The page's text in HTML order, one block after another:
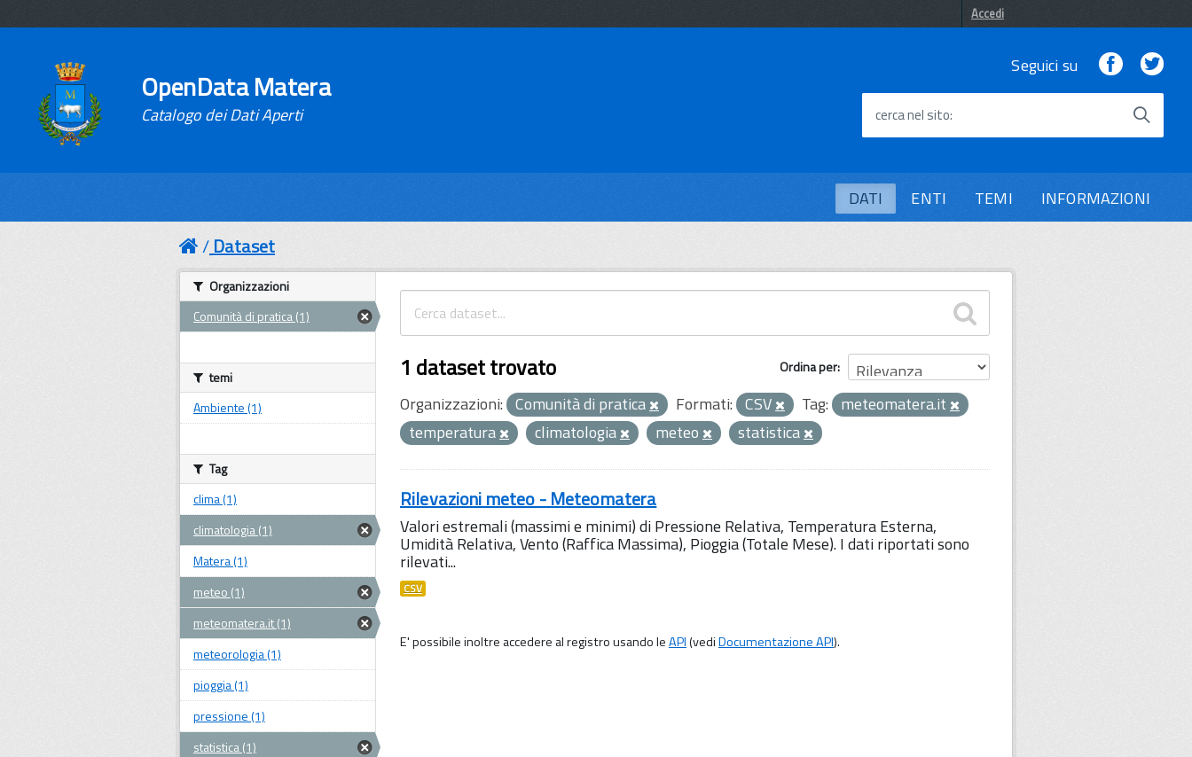
Accedi
OpenData Matera
Catalogo dei Dati Aperti
Seguici su Facebook
cerca nel sito
DATI ENTI TEMI INFORMAZIONI
Dataset
Ordina per
1 dataset trovato
Organizzazioni: Comunità di pratica Formati: CSV Tag: meteomatera.it
temperatura
climatologia meteo statistica
Rilevazioni meteo - Meteomatera
Valori estremali (massimi e minimi) di Pressione Relativa, Temperatura Esterna,
Umidità Relativa, Vento (Raffica Massima), Pioggia (Totale Mese). I dati riportati sono
rilevati...
CSV
E' possibile inoltre accedere al registro usando leAPI(vediDocumentazione API).
Organizzazioni
Comunità di pratica (1)
temi
Ambiente (1)
Tag
clima (1)
climatologia (1)
Matera (1)
meteo (1)
meteomatera.it (1)
meteorologia (1)
pioggia (1)
pressione (1)
statistica (1)